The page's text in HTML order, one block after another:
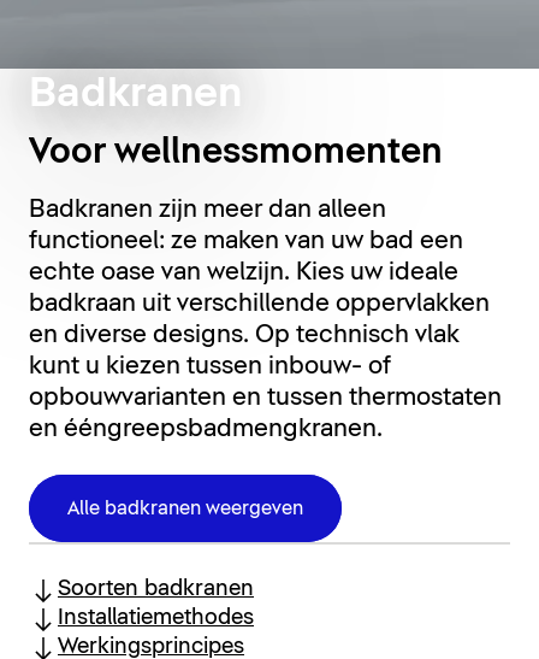
Badkranen
Voor wellnessmomenten
Badkranen zijn meer dan alleen
functioneel: ze maken van uw bad een
echte oase van welzijn. Kies uw ideale
badkraan uit verschillende oppervlakken
en diverse designs. Op technisch vlak
kunt u kiezen tussen inbouw- of
opbouwvarianten en tussen thermostaten
en ééngreepsbadmengkranen.
Alle badkranen weergeven
Soorten badkranen
Installatiemethodes
Werkingsprincipes